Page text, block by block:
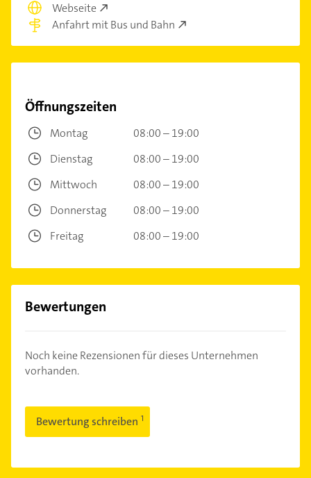
Webseite
Anfahrt mit Bus und Bahn
Öffnungszeiten
Montag
08:00 – 19:00
Dienstag
08:00 – 19:00
Mittwoch
08:00 – 19:00
Donnerstag
08:00 – 19:00
Freitag
08:00 – 19:00
Bewertungen
Noch keine Rezensionen für dieses Unternehmen
vorhanden.
Bewertung schreiben